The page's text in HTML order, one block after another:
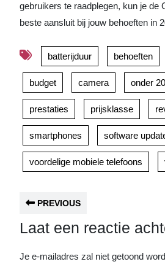
gebruikers te raadplegen, kun je de
beste aansluit bij jouw behoeften in
batterijduur behoeften
budget camera onder
prestaties prijsklasse
smartphones software
voordelige mobiele telefoons
PREVIOUS
Laat een reactie
Je e-mailadres zal niet getoond